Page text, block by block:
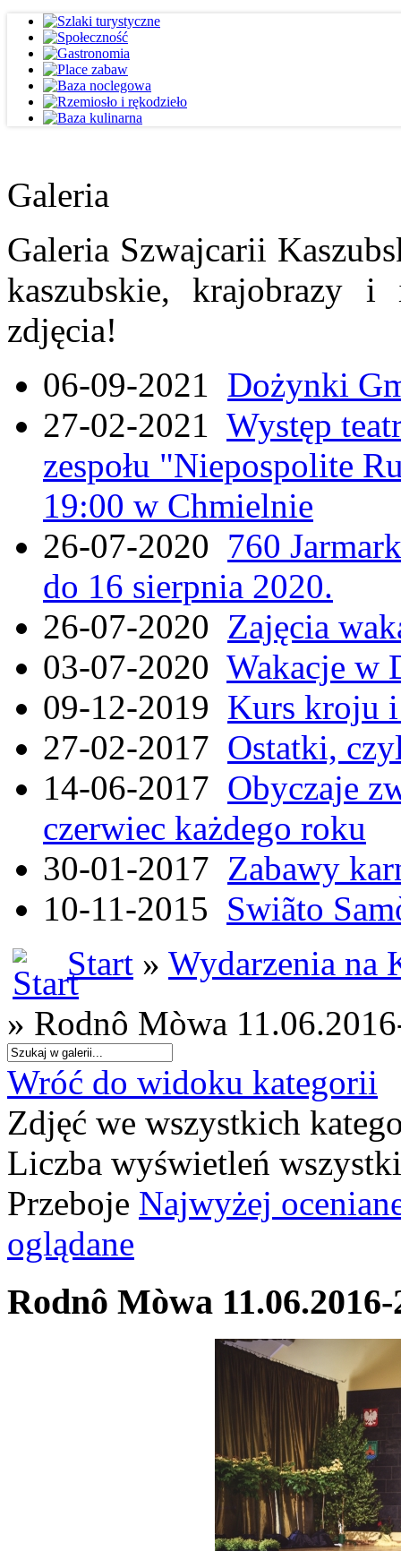
Galeria
Galeria Szwajcarii
kaszubskie, krajobrazy
zdjęcia!
06-09-2021 Dożynki
27-02-2021 Występ
zespołu "Niepospolite
19:00 w Chmielnie
26-07-2020 760
do 16 sierpnia 2020.
26-07-2020 Zajęcia
03-07-2020 Wakacje w
09-12-2019 Kurs kroju i
27-02-2017 Ostatki,
14-06-2017 Obyczaje
czerwiec każdego roku
30-01-2017 Zabawy
10-11-2015 Swiãto
Start » Wydarzenia na
» Rodnô Mòwa
Wróć do widoku kategorii
Zdjęć we wszystkich
Liczba wyświetleń
Przeboje Najwyżej
oglądane
Rodnô Mòwa 11.06.2016-